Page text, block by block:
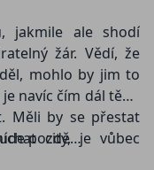
jakmile ale shodí
žár. Vědí, že
mohlo by jim to
navíc čím dál těžší
Měli by se přestat
pozdě…
city, je vůbec